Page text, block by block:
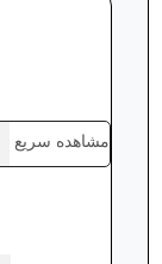
مشاهده سریع